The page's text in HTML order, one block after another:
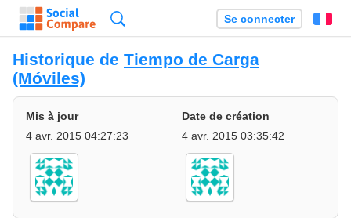
Se connecter
Historique de Tiempo de Carga
(Móviles)
Mis à jour
4 avr. 2015 04:27:23
Date de création
4 avr. 2015 03:35:42